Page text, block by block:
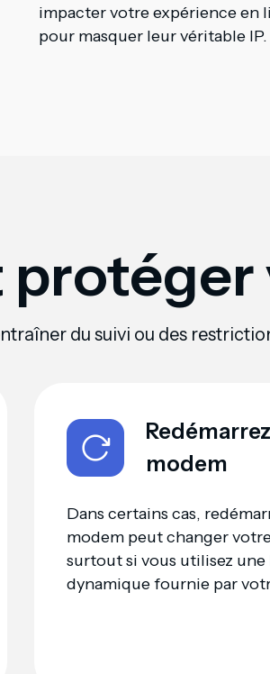
impacter votre expérience en
pour masquer leur véritable IP.
du suivi ou des
modem
Dans certains cas,
modem peut changer votre
surtout si vous utilisez une
dynamique fournie par